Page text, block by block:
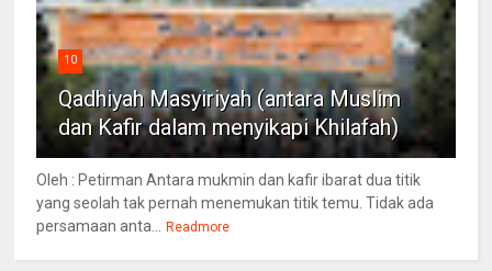
10
Qadhiyah Masyiriyah (antara Muslim
dan Kafir dalam menyikapi Khilafah)
Oleh : Petirman Antara mukmin dan kafir ibarat dua titik
yang seolah tak pernah menemukan titik temu. Tidak ada
persamaan anta... Readmore